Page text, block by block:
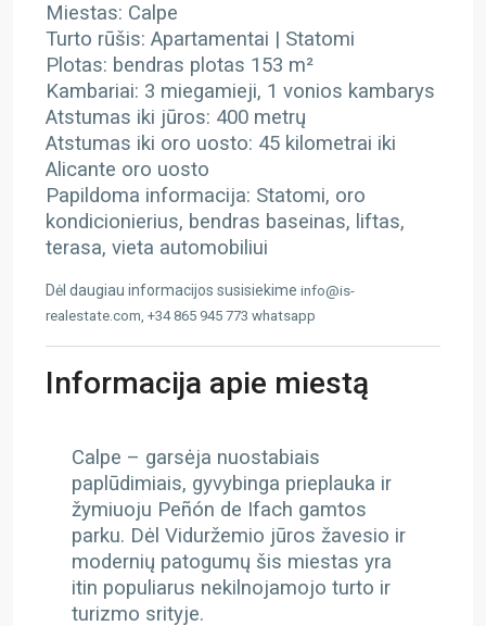
Miestas: Calpe
Turto rūšis: Apartamentai | Statomi
Plotas: bendras plotas 153 m²
Kambariai: 3 miegamieji, 1 vonios kambarys
Atstumas iki jūros: 400 metrų
Atstumas iki oro uosto: 45 kilometrai iki
Alicante oro uosto
Papildoma informacija: Statomi, oro
kondicionierius, bendras baseinas, liftas,
terasa, vieta automobiliui
Dėl daugiau informacijos susisiekime info@is-
realestate.com, +34 865 945 773 whatsapp
Informacija apie miestą
Calpe – garsėja nuostabiais
paplūdimiais, gyvybinga prieplauka ir
žymiuoju Peñón de Ifach gamtos
parku. Dėl Viduržemio jūros žavesio ir
modernių patogumų šis miestas yra
itin populiarus nekilnojamojo turto ir
turizmo srityje.